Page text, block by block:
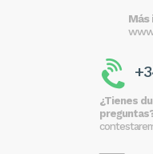
Más
¿Tienes